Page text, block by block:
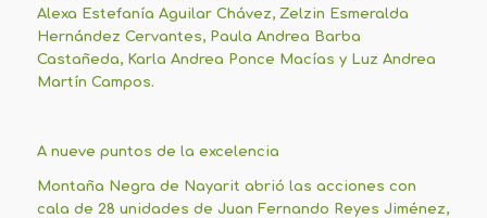
Alexa Estefanía Aguilar Chávez, Zelzin Esmeralda
Hernández Cervantes, Paula Andrea Barba
Castañeda, Karla Andrea Ponce Macías y Luz Andrea
Martín Campos.
A nueve puntos de la excelencia
Montaña Negra de Nayarit abrió las acciones con
cala de 28 unidades de Juan Fernando Reyes Jiménez,